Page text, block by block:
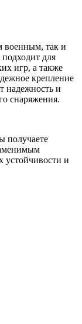
военным, так и
для
игр, а также
крепление
надежность и
снаряжения.
получаете
и